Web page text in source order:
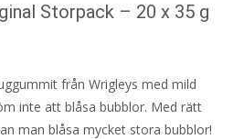
Storpack – 20 x 35 g
från Wrigleys med mild
inte att blåsa bubblor. Med rätt
man blåsa mycket stora bubblor!